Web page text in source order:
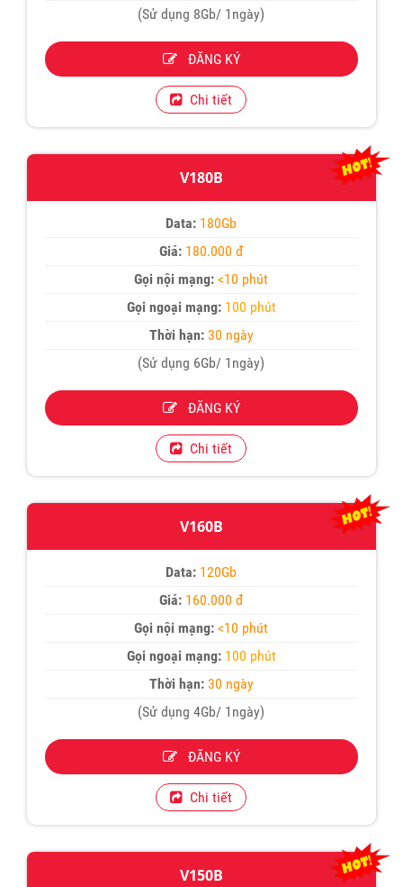
(Sử dụng 8Gb/ 1ngày)
ĐĂNG KÝ
Chi tiết
V180B
Data: 180Gb
Giá: 180.000 đ
Gọi nội mạng: <10 phút
Gọi ngoại mạng: 100 phút
Thời hạn:30 ngày
(Sử dụng 6Gb/ 1ngày)
ĐĂNG KÝ
Chi tiết
V160B
Data: 120Gb
Giá: 160.000 đ
Gọi nội mạng: <10 phút
Gọi ngoại mạng: 100 phút
Thời hạn:30 ngày
(Sử dụng 4Gb/ 1ngày)
ĐĂNG KÝ
Chi tiết
V150B